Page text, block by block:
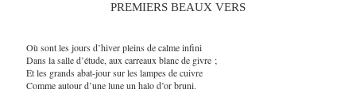
PREMIERS BEAUX VERS
Où sont les jours d’hiver pleins de calme infini
Dans la salle d’étude, aux carreaux blanc de givre ;
Et les grands abat-jour sur les lampes de cuivre
Comme autour d’une lune un halo d’or bruni.